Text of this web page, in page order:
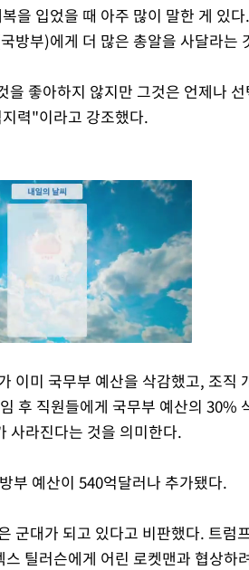
을 입었을 때 아주 많이 말한 게 있
방부)에게 더 많은 총알을 사달라는
을 좋아하지 않지만 그것은 언제나
력"이라고 강조했다.
Mute
이미 국무부 예산을 삭감했고, 조직
후 직원들에게 국무부 예산의 30%
사라진다는 것을 의미한다.
부 예산이 540억달러나 추가됐다.
군대가 되고 있다고 비판했다. 트럼
틸러슨에게 어린 로켓맨과 협상하